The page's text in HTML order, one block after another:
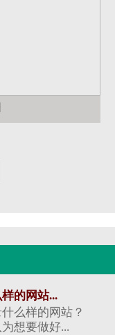
的网站...
么样的网站？
想要做好...